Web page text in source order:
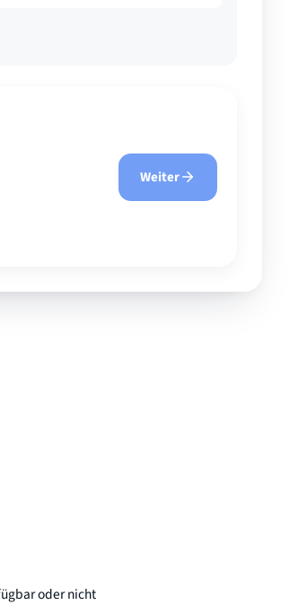
Weiter
oder nicht